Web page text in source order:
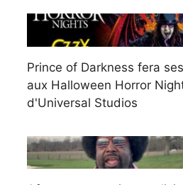
Prince of Darkness fera
aux Halloween Horror
d'Universal Studios